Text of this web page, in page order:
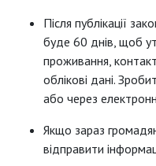
Після публікації
буде 60 днів, щоб
проживання,
облікові дані.
або через
Якщо зараз
відправити